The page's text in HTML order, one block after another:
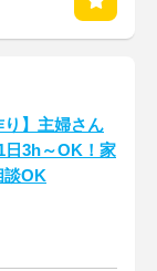
り】主婦さん
日3h～OK！家
談OK